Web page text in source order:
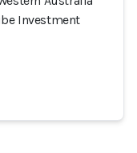
Investment